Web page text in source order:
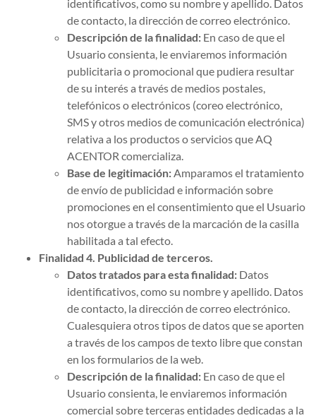
identificativos, como su nombre y apellido. Datos
de contacto, la dirección de correo electrónico.
Descripción de la finalidad: En caso de que el
Usuario consienta, le enviaremos información
publicitaria o promocional que pudiera resultar
de su interés a través de medios postales,
telefónicos o electrónicos (coreo electrónico,
SMS y otros medios de comunicación electrónica)
relativa a los productos o servicios que AQ
ACENTOR comercializa.
Base de legitimación:Amparamos el tratamiento
de envío de publicidad e información sobre
promociones en el consentimiento que el Usuario
nos otorgue a través de la marcación de la casilla
habilitada a tal efecto.
Finalidad 4. Publicidad de terceros.
Datos tratados para esta finalidad: Datos
identificativos, como su nombre y apellido. Datos
de contacto, la dirección de correo electrónico.
Cualesquiera otros tipos de datos que se aporten
a través de los campos de texto libre que constan
en los formularios de la web.
Descripción de la finalidad: En caso de que el
Usuario consienta, le enviaremos información
comercial sobre terceras entidades dedicadas a la